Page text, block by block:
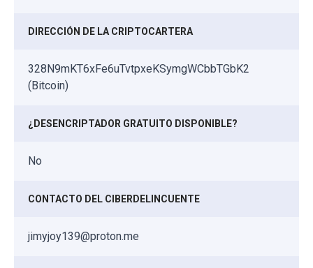
DIRECCIÓN DE LA CRIPTOCARTERA
328N9mKT6xFe6uTvtpxeKSymgWCbbTGbK2
(Bitcoin)
¿DESENCRIPTADOR GRATUITO DISPONIBLE?
No
CONTACTO DEL CIBERDELINCUENTE
jimyjoy139@proton.me